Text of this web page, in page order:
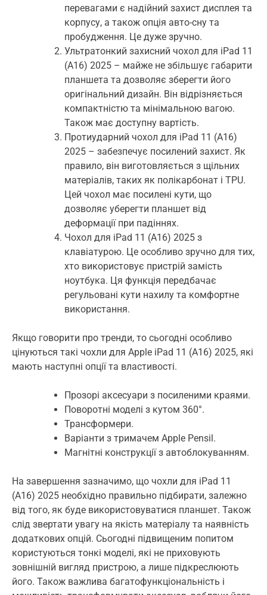
перевагами є надійний захист дисплея та
корпусу, а також опція авто-сну та
пробудження. Це дуже зручно.
Ультратонкий захисний чохол для iPad 11
(A16) 2025 – майже не збільшує габарити
планшета та дозволяє зберегти його
оригінальний дизайн. Він відрізняється
компактністю та мінімальною вагою.
Також має доступну вартість.
Протиударний чохол для iPad 11 (A16)
2025 – забезпечує посилений захист. Як
правило, він виготовляється з щільних
матеріалів, таких як полікарбонат і TPU.
Цей чохол має посилені кути, що
дозволяє уберегти планшет від
деформації при падіннях.
Чохол для iPad 11 (A16) 2025 з
клавіатурою. Це особливо зручно для тих,
хто використовує пристрій замість
ноутбука. Ця функція передбачає
регульовані кути нахилу та комфортне
використання.
Якщо говорити про тренди, то сьогодні особливо
цінуються такі чохли для Apple iPad 11 (A16) 2025, які
мають наступні опції та властивості.
Прозорі аксесуари з посиленими краями.
Поворотні моделі з кутом 360°.
Трансформери.
Варіанти з тримачем Apple Pensil.
Магнітні конструкції з автоблокуванням.
На завершення зазначимо, що чохли для iPad 11
(A16) 2025 необхідно правильно підбирати, залежно
від того, як буде використовуватися планшет. Також
слід звертати увагу на якість матеріалу та наявність
додаткових опцій. Сьогодні підвищеним попитом
користуються тонкі моделі, які не приховують
зовнішній вигляд пристрою, а лише підкреслюють
його. Також важлива багатофункціональність і